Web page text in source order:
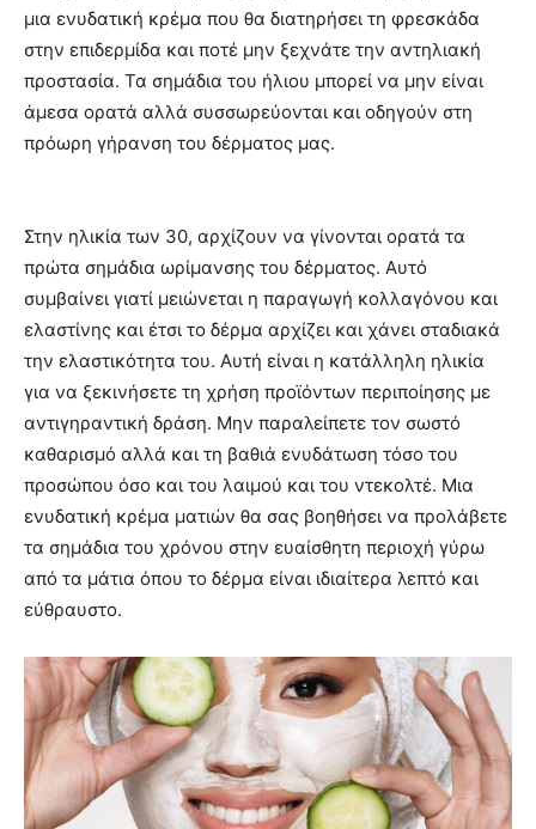
μια ενυδατική κρέμα που θα διατηρήσει τη φρεσκάδα
στην επιδερμίδα και ποτέ μην ξεχνάτε την αντηλιακή
προστασία. Τα σημάδια του ήλιου μπορεί να μην είναι
άμεσα ορατά αλλά συσσωρεύονται και οδηγούν στη
πρόωρη γήρανση του δέρματος μας.
Στην ηλικία των 30, αρχίζουν να γίνονται ορατά τα
πρώτα σημάδια ωρίμανσης του δέρματος. Αυτό
συμβαίνει γιατί μειώνεται η παραγωγή κολλαγόνου και
ελαστίνης και έτσι το δέρμα αρχίζει και χάνει σταδιακά
την ελαστικότητα του. Αυτή είναι η κατάλληλη ηλικία
για να ξεκινήσετε τη χρήση προϊόντων περιποίησης με
αντιγηραντική δράση. Μην παραλείπετε τον σωστό
καθαρισμό αλλά και τη βαθιά ενυδάτωση τόσο του
προσώπου όσο και του λαιμού και του ντεκολτέ. Μια
ενυδατική κρέμα ματιών θα σας βοηθήσει να προλάβετε
τα σημάδια του χρόνου στην ευαίσθητη περιοχή γύρω
από τα μάτια όπου το δέρμα είναι ιδιαίτερα λεπτό και
εύθραυστο.